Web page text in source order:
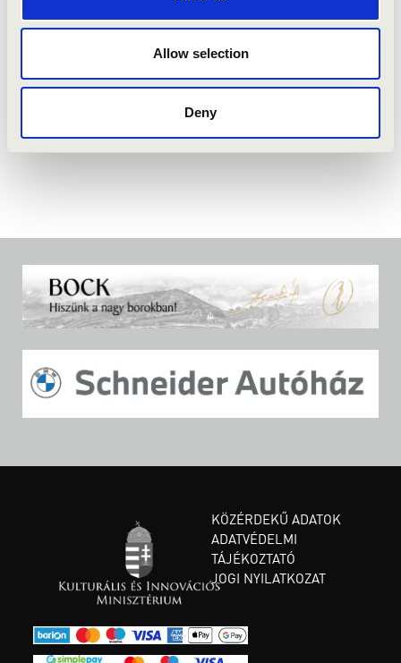
Allow selection
Deny
KÖZÉRDEKŰ ADATOK
ADATVÉDELMI
TÁJÉKOZTATÓ
JOGI NYILATKOZAT